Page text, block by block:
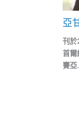
亞
刊於
首爾
賽亞